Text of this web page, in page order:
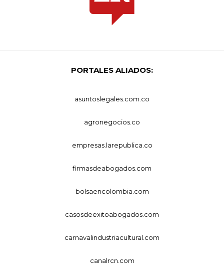
PORTALES ALIADOS:
asuntoslegales.com.co
agronegocios.co
empresas.larepublica.co
firmasdeabogados.com
bolsaencolombia.com
casosdeexitoabogados.com
carnavalindustriacultural.com
canalrcn.com